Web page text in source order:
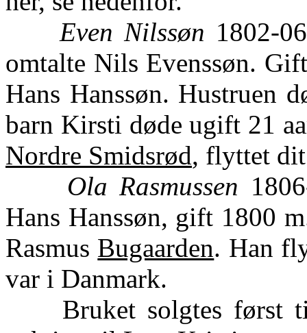
Even Nilssøn 1802-
omtalte Nils Evenssøn.
Hans Hanssøn. Hustruen
barn Kirsti døde ugift 21
Nordre Smidsrød, flyttet
Ola Rasmussen
Hans Hanssøn, gift 1800
Rasmus Bugaarden. Han
var i Danmark.
Bruket solgtes først til